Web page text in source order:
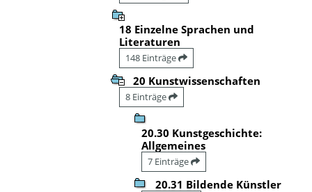
18 Einzelne Sprachen und
Literaturen
148 Einträge
20 Kunstwissenschaften
8 Einträge
20.30 Kunstgeschichte:
Allgemeines
7 Einträge
20.31 Bildende Künstler